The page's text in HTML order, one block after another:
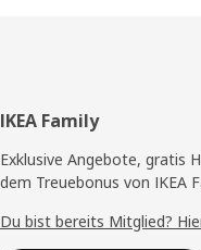
Fußzeile
IKEA Family
Exklusive Angebote, gratis
dem Treuebonus von IKEA
Du bist bereits Mitglied?